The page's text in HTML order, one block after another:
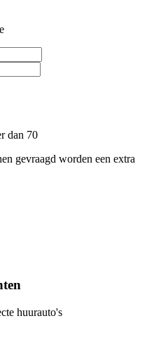
dan 70
gevraagd worden een extra
huurauto's